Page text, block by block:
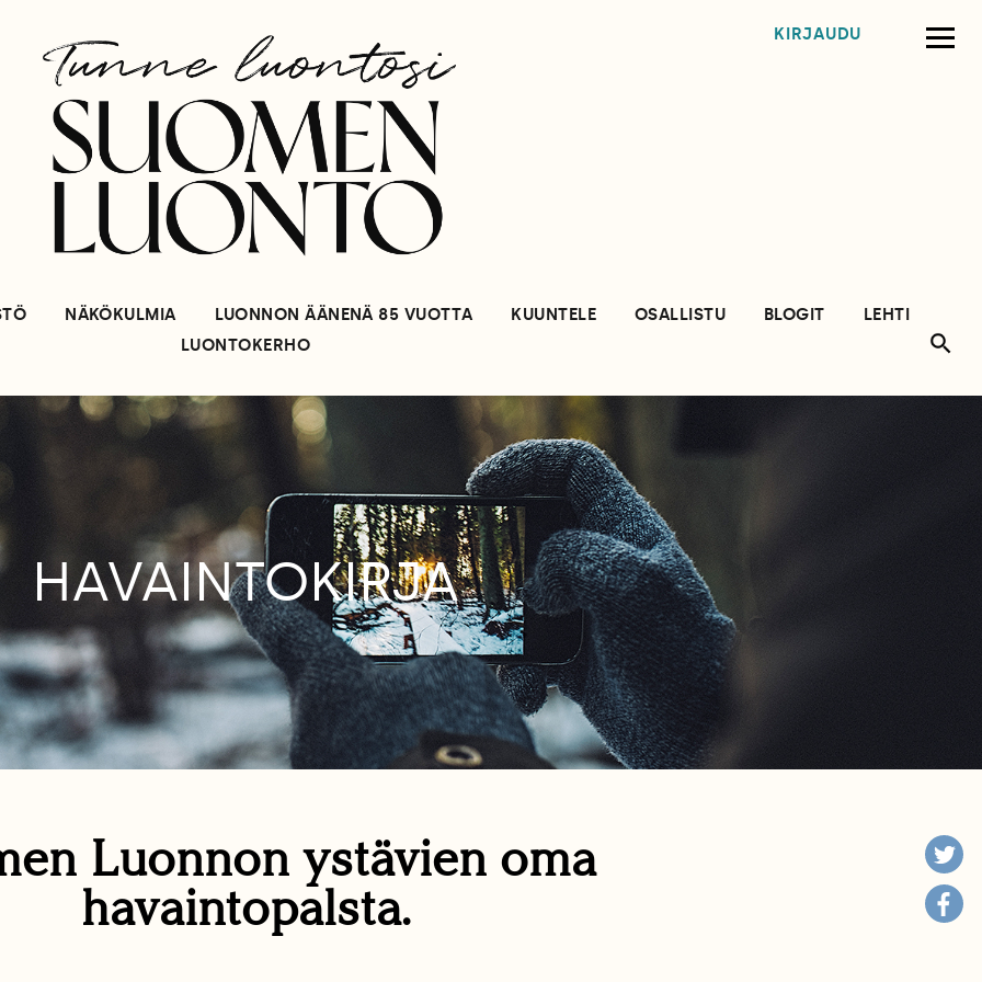
KIRJAUDU
NÄKÖKULMIA LUONNON ÄÄNENÄ 85 VUOTTA KUUNTELE OSALLISTU BLOGIT
LEHTI
LUONTOKERHO
HAVAINTOKIRJA
Luonnon ystävien oma
havaintopalsta.